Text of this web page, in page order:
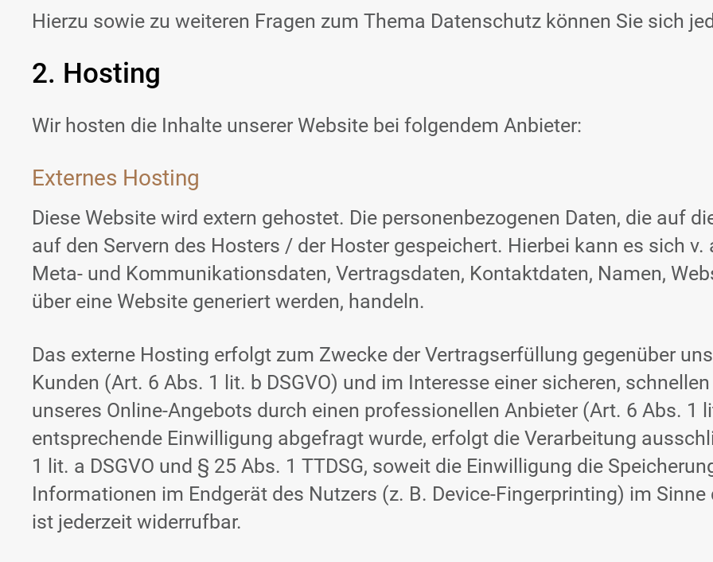
Hierzu sowie zu weiteren Fragen zum Thema Datenschutz können Sie sich
2. Hosting
Wir hosten die Inhalte unserer Website bei folgendem Anbieter:
Externes Hosting
Diese Website wird extern gehostet. Die personenbezogenen Daten, die auf
auf den Servern des Hosters / der Hoster gespeichert. Hierbei kann es sich
Meta- und Kommunikationsdaten, Vertragsdaten, Kontaktdaten, Namen,
über eine Website generiert werden, handeln.
Das externe Hosting erfolgt zum Zwecke der Vertragserfüllung gegenüber
Kunden (Art. 6 Abs. 1 lit. b DSGVO) und im Interesse einer sicheren,
unseres Online-Angebots durch einen professionellen Anbieter (Art. 6 Abs. 1
entsprechende Einwilligung abgefragt wurde, erfolgt die Verarbeitung
1 lit. a DSGVO und § 25 Abs. 1 TTDSG, soweit die Einwilligung die
Informationen im Endgerät des Nutzers (z. B. Device-Fingerprinting) im
ist jederzeit widerrufbar.